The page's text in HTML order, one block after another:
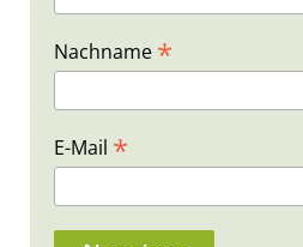
Nachname *
E-Mail *